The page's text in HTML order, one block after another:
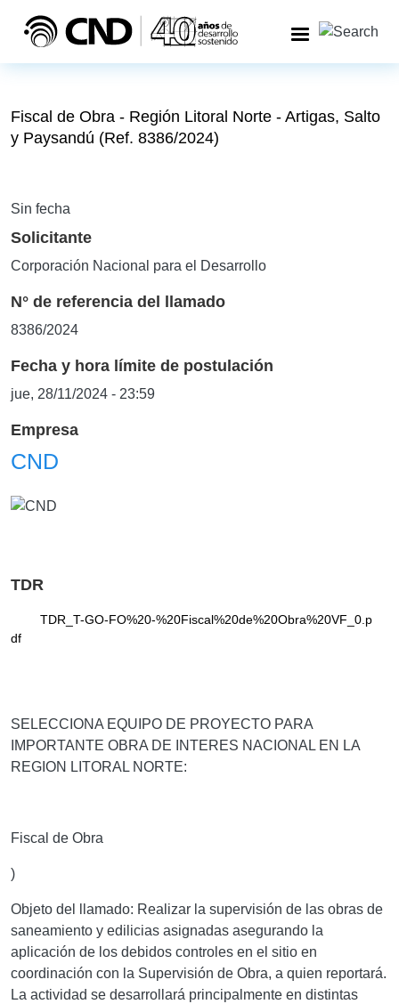
Fiscal de Obra - Región Litoral Norte - Artigas, Salto
y Paysandú (Ref. 8386/2024)
Sin fecha
Solicitante
Corporación Nacional para el Desarrollo
N° de referencia del llamado
8386/2024
Fecha y hora límite de postulación
jue, 28/11/2024 - 23:59
Empresa
CND
TDR
TDR_T-GO-FO%20-%20Fiscal%20de%20Obra%20VF_0.p
df
SELECCIONA EQUIPO DE PROYECTO PARA
IMPORTANTE OBRA DE INTERES NACIONAL EN LA
REGION LITORAL NORTE:
Fiscal de Obra
)
Objeto del llamado: Realizar la supervisión de las obras de
saneamiento y edilicias asignadas asegurando la
aplicación de los debidos controles en el sitio en
coordinación con la Supervisión de Obra, a quien reportará.
La actividad se desarrollará principalmente en distintas